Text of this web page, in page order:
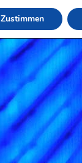
Zustimmen